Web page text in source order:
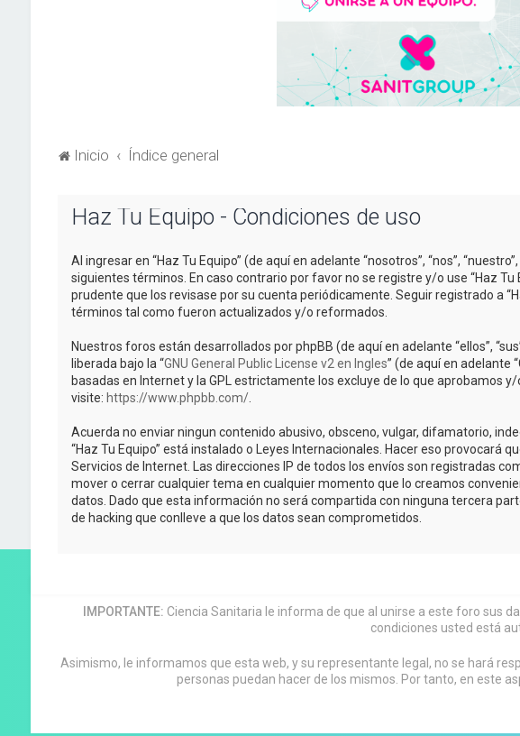
Inicio Índice general
Haz Tu Equipo - Condiciones de uso
Al ingresar en “Haz Tu Equipo” (de aquí en adelante “nosotros”, “nos”,
siguientes términos. En caso contrario por favor no se registre y/o use “Haz
prudente que los revisase por su cuenta periódicamente. Seguir registrado a
términos tal como fueron actualizados y/o reformados.
Nuestros foros están desarrollados por phpBB (de aquí en adelante “ellos”,
liberada bajo la “GNU General Public License v2 en Ingles” (de aquí en adelante
basadas en Internet y la GPL estrictamente los excluye de lo que
visite: https://www.phpbb.com/.
Acuerda no enviar ningun contenido abusivo, obsceno, vulgar, difamatorio,
“Haz Tu Equipo” está instalado o Leyes Internacionales. Hacer eso
Servicios de Internet. Las direcciones IP de todos los envíos son registradas
mover o cerrar cualquier tema en cualquier momento que lo creamos
datos. Dado que esta información no será compartida con ninguna tercera
de hacking que conlleve a que los datos sean comprometidos.
IMPORTANTE: Ciencia Sanitaria le informa de que al unirse a este foro sus
condiciones usted está
Asimismo, le informamos que esta web, y su representante legal, no se hará
personas puedan hacer de los mismos. Por tanto, en este